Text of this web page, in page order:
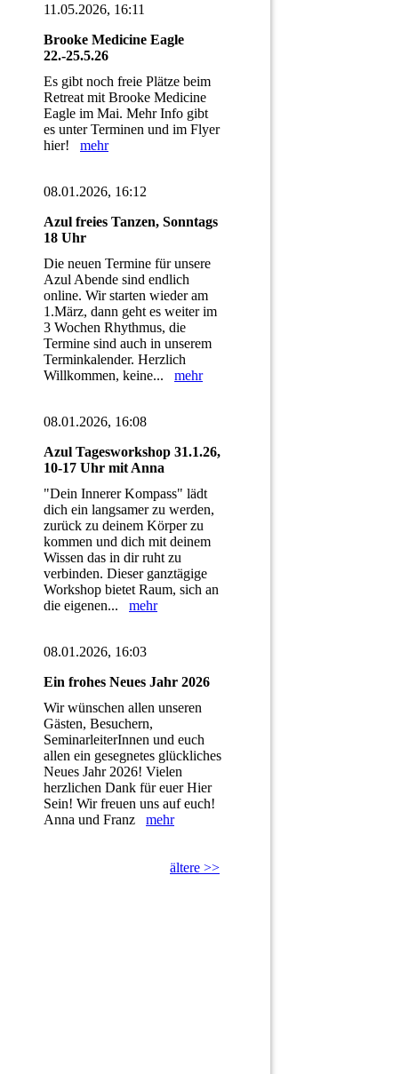
11.05.2026, 16:11
Brooke Medicine Eagle
22.-25.5.26
Es gibt noch freie Plätze beim
Retreat mit Brooke Medicine
Eagle im Mai. Mehr Info gibt
es unter Terminen und im Flyer
hier! mehr
08.01.2026, 16:12
Azul freies Tanzen, Sonntags
18 Uhr
Die neuen Termine für unsere
Azul Abende sind endlich
online. Wir starten wieder am
1.März, dann geht es weiter im
3 Wochen Rhythmus, die
Termine sind auch in unserem
Terminkalender. Herzlich
Willkommen, keine... mehr
08.01.2026, 16:08
Azul Tagesworkshop 31.1.26,
10-17 Uhr mit Anna
"Dein Innerer Kompass" lädt
dich ein langsamer zu werden,
zurück zu deinem Körper zu
kommen und dich mit deinem
Wissen das in dir ruht zu
verbinden. Dieser ganztägige
Workshop bietet Raum, sich an
die eigenen... mehr
08.01.2026, 16:03
Ein frohes Neues Jahr 2026
Wir wünschen allen unseren
Gästen, Besuchern,
SeminarleiterInnen und euch
allen ein gesegnetes glückliches
Neues Jahr 2026! Vielen
herzlichen Dank für euer Hier
Sein! Wir freuen uns auf euch!
Anna und Franz mehr
ältere >>